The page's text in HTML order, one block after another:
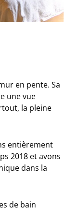
en pente. Sa
une vue
la pleine
entièrement
2018 et avons
dans la
de bain